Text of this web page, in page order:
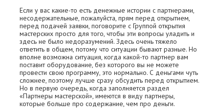
Если у вас какие-то есть денежные истории с партнeрами,
несодержательные, пожалуйста, прям перед открытием,
перед подачей заявки, поговорите с Группой открытия
мастерских просто для того, чтобы эти вопросы уладить и
здесь не было недоразумений. Здесь очень тяжело
ответить в общем, потому что ситуации бывают разные. Но
вполне возможна ситуация, когда какой-то партнер вам
поставит оборудование, без которого вы не можете
провести свою программу, это нормально. С деньгами чуть
сложнее, поэтому лучше сразу обсудить перед открытием.
Но в первую очередь, когда заполняется раздел
«Партнeры мастерской», имеются в виду партнeры,
которые больше про содержание, чем про деньги.